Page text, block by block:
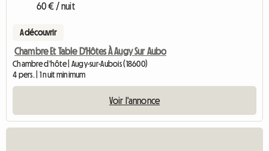
60 € / nuit
A découvrir
Chambre Et Table D'Hôtes À Augy Sur Aubo
Chambre d'hôte | Augy-sur-Aubois (18600)
4 pers. | 1 nuit minimum
Voir l'annonce